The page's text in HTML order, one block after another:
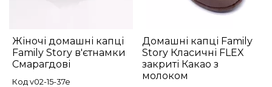
Жіночі домашні капці
Family Story в'єтнамки
Смарагдові
Код v02-15-37e
Домашні капці Family
Story Класичні FLEX
закриті Какао з
молоком